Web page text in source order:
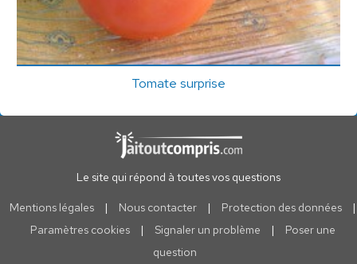
Tomate surprise
Le site qui répond à toutes vos questions
Mentions légales | Nous contacter | Protection des données
|
Paramètres cookies
| Signaler un problème |
Poser une
question